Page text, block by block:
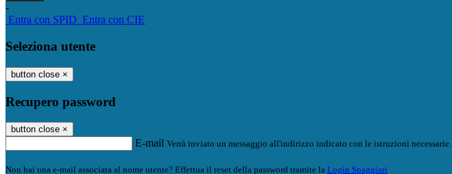
-
Entra con SPID Entra con CIE
Seleziona utente
button close ×
Recupero password
button close ×
E-mail Verrà inviato un messaggio all'indirizzo indicato con le istruzioni necessarie.
Non hai una e-mail associata al nome utente? Effettua il reset della password tramite la Login Spaggiari